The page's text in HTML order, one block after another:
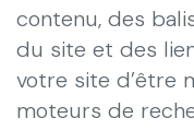
contenu, des
du site et des
votre site d’être
moteurs de